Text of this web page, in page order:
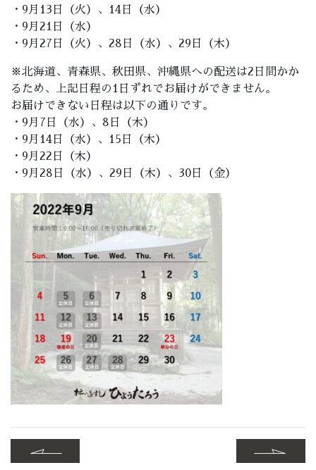
・9月13日（火）、14日（水）
・9月21日（水）
・9月27日（火）、28日（水）、29日（木）
※北海道、青森県、秋田県、沖縄県への配送は2日間かか
るため、上記日程の1日ずれでお届けができません。
お届けできない日程は以下の通りです。
・9月7日（水）、8日（木）
・9月14日（水）、15日（木）
・9月22日（木）
・9月28日（水）、29日（木）、30日（金）